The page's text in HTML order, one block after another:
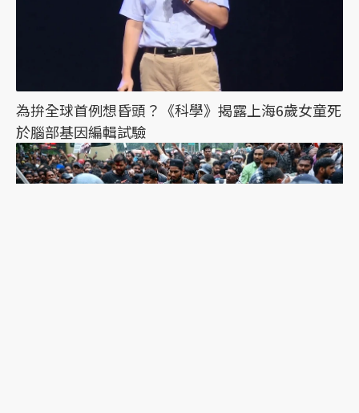
為拚全球首例想昏頭？《科學》揭露上海6歲女童死
於腦部基因編輯試驗